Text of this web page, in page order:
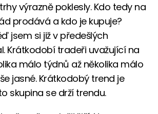
výrazně poklesly. Kdo tedy na
prodává a kdo je kupuje?
jsem si již v předešlých
Krátkodobí tradeři uvažující na
málo týdnů až několika málo
jasné. Krátkodobý trend je
skupina se drží trendu.